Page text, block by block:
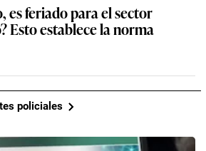
es feriado para el sector
Esto establece la norma
policiales